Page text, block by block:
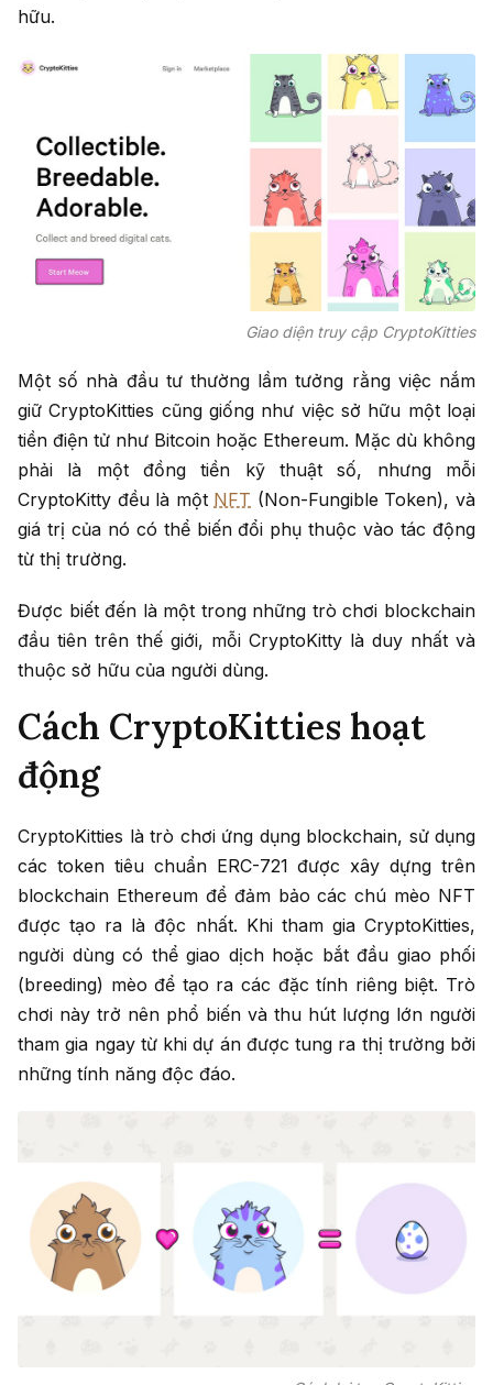
hữu.
Giao diện truy cập CryptoKitties
Một số nhà đầu tư thường lầm tưởng rằng việc nắm
giữ CryptoKitties cũng giống như việc sở hữu một loại
tiền điện tử như Bitcoin hoặc Ethereum. Mặc dù không
phải là một đồng tiền kỹ thuật số, nhưng mỗi
CryptoKitty đều là một NFT (Non-Fungible Token), và
giá trị của nó có thể biến đổi phụ thuộc vào tác động
từ thị trường.
Được biết đến là một trong những trò chơi blockchain
đầu tiên trên thế giới, mỗi CryptoKitty là duy nhất và
thuộc sở hữu của người dùng.
Cách CryptoKitties hoạt
động
CryptoKitties là trò chơi ứng dụng blockchain, sử dụng
các token tiêu chuẩn ERC-721 được xây dựng trên
blockchain Ethereum để đảm bảo các chú mèo NFT
được tạo ra là độc nhất. Khi tham gia CryptoKitties,
người dùng có thể giao dịch hoặc bắt đầu giao phối
(breeding) mèo để tạo ra các đặc tính riêng biệt. Trò
chơi này trở nên phổ biến và thu hút lượng lớn người
tham gia ngay từ khi dự án được tung ra thị trường bởi
những tính năng độc đáo.